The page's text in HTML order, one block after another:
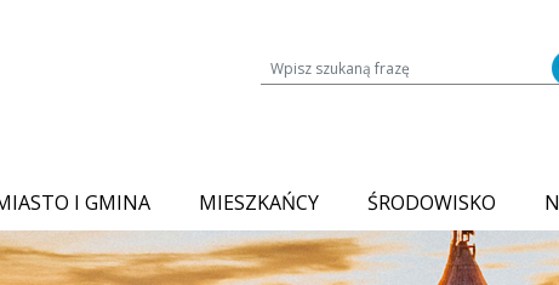
Wyszukiwarka treści na stronie
I GMINA MIESZKAŃCY ŚRODOWISKO